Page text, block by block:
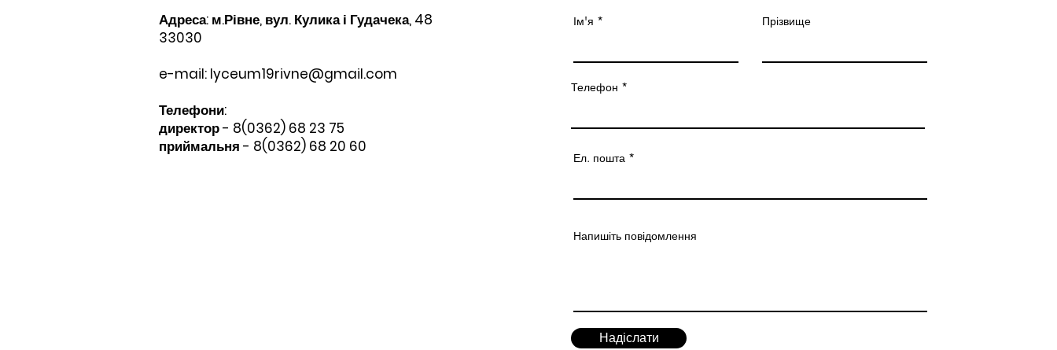
Адреса: м.Рівне, вул. Кулика і Гудачека, 48
33030
e-mail: lyceum19rivne@gmail.com
Телефони:​
директор - 8(0362) 68 23 75
приймальня - 8(0362) 68 20 60
Ім'я Прізвище
Телефон
Ел. пошта
Напишіть повідомлення
Надіслати